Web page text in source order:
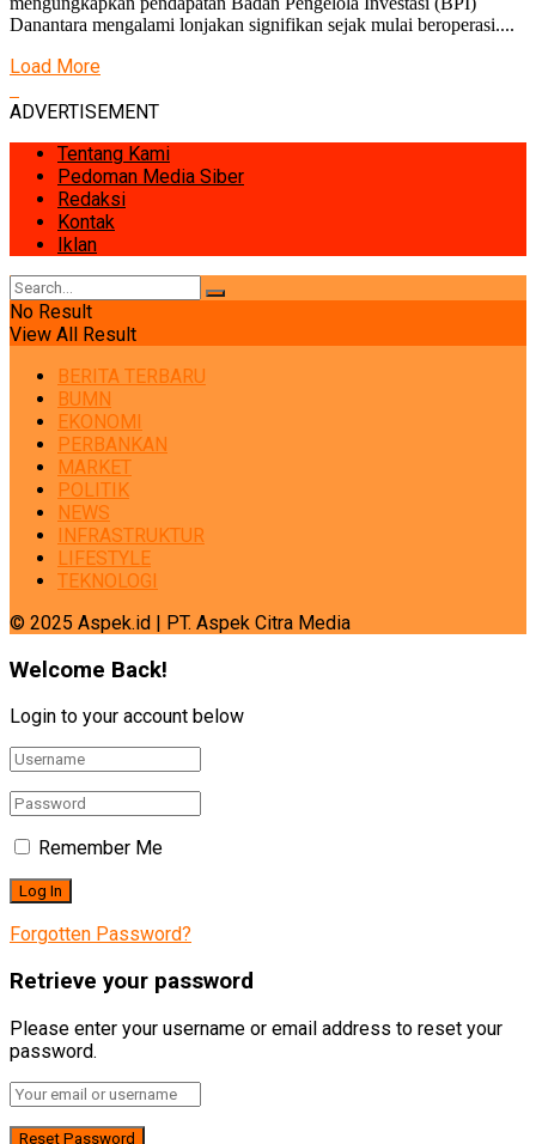
Danantara mengalami lonjakan signifikan sejak mulai beroperasi....
Load More
ADVERTISEMENT
Tentang Kami
Pedoman Media Siber
Redaksi
Kontak
Iklan
No Result
View All Result
BERITA TERBARU
BUMN
EKONOMI
PERBANKAN
MARKET
POLITIK
NEWS
INFRASTRUKTUR
LIFESTYLE
TEKNOLOGI
© 2025 Aspek.id | PT. Aspek Citra Media
Welcome Back!
Login to your account below
Remember Me
Forgotten Password?
Retrieve your password
Please enter your username or email address to reset your
password.